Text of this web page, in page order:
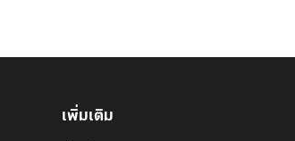
เพิ่มเติม